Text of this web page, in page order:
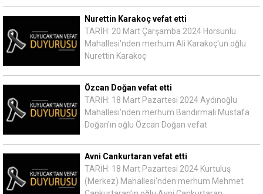
Nurettin Karakoç vefat etti
TARİH: 20 Mart Çarşamba 2024 Horsunlu
Mahallesi'nden merhum Ali Karakoç'un oğlu
Nurettin Karakoç
Özcan Doğan vefat etti
TARİH: 18 Mart Pazartesi 2024 Aydınoğlu
Mahallesi'nden merhum Bandırmalı Mustafa
Doğan'ın oğlu Özcan Doğan vefat
Avni Cankurtaran vefat etti
TARİH: 18 Mart Pazartesi 2024 Kurtuluş
(Merkez) Mahallesi'nden merhum Mehmet